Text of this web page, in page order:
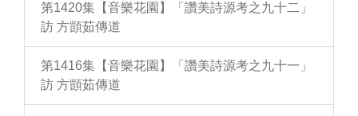
第1420集【音樂花園】「讚美詩源考之九十二」
訪 方顗茹傳道
第1416集【音樂花園】「讚美詩源考之九十一」
訪 方顗茹傳道